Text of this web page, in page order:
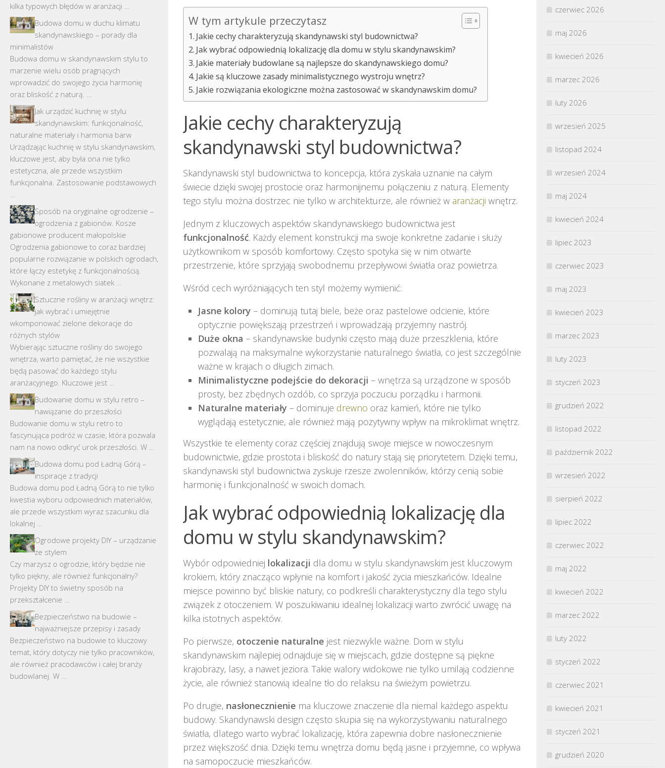
W tym artykule przeczytasz
Jakie cechy charakteryzują skandynawski styl budownictwa?
Jak wybrać odpowiednią lokalizację dla domu w stylu skandynawskim?
Jakie materiały budowlane są najlepsze do skandynawskiego domu?
Jakie są kluczowe zasady minimalistycznego wystroju wnętrz?
Jakie rozwiązania ekologiczne można zastosować w skandynawskim domu?
Jakie cechy charakteryzują
skandynawski styl budownictwa?
Skandynawski styl budownictwa to koncepcja, która zyskała uznanie na całym
świecie dzięki swojej prostocie oraz harmonijnemu połączeniu z naturą. Elementy
tego stylu można dostrzec nie tylko w architekturze, ale również w aranżacji wnętrz.
Jednym z kluczowych aspektów skandynawskiego budownictwa jest
funkcjonalność. Każdy element konstrukcji ma swoje konkretne zadanie i służy
użytkownikom w sposób komfortowy. Często spotyka się w nim otwarte
przestrzenie, które sprzyjają swobodnemu przepływowi światła oraz powietrza.
Wśród cech wyróżniających ten styl możemy wymienić:
Jasne kolory – dominują tutaj biele, beże oraz pastelowe odcienie, które
optycznie powiększają przestrzeń i wprowadzają przyjemny nastrój.
Duże okna – skandynawskie budynki często mają duże przeszklenia, które
pozwalają na maksymalne wykorzystanie naturalnego światła, co jest szczególnie
ważne w krajach o długich zimach.
Minimalistyczne podejście do dekoracji – wnętrza są urządzone w sposób
prosty, bez zbędnych ozdób, co sprzyja poczuciu porządku i harmonii.
Naturalne materiały – dominuje drewno oraz kamień, które nie tylko
wyglądają estetycznie, ale również mają pozytywny wpływ na mikroklimat wnętrz.
Wszystkie te elementy coraz częściej znajdują swoje miejsce w nowoczesnym
budownictwie, gdzie prostota i bliskość do natury stają się priorytetem. Dzięki temu,
skandynawski styl budownictwa zyskuje rzesze zwolenników, którzy cenią sobie
harmonię i funkcjonalność w swoich domach.
Jak wybrać odpowiednią lokalizację dla
domu w stylu skandynawskim?
Wybór odpowiedniej lokalizacji dla domu w stylu skandynawskim jest kluczowym
krokiem, który znacząco wpłynie na komfort i jakość życia mieszkańców. Idealne
miejsce powinno być bliskie natury, co podkreśli charakterystyczny dla tego stylu
związek z otoczeniem. W poszukiwaniu idealnej lokalizacji warto zwrócić uwagę na
kilka istotnych aspektów.
Po pierwsze, otoczenie naturalne jest niezwykle ważne. Dom w stylu
skandynawskim najlepiej odnajduje się w miejscach, gdzie dostępne są piękne
krajobrazy, lasy, a nawet jeziora. Takie walory widokowe nie tylko umilają codzienne
życie, ale również stanowią idealne tło do relaksu na świeżym powietrzu.
Po drugie, nasłonecznienie ma kluczowe znaczenie dla niemal każdego aspektu
budowy. Skandynawski design często skupia się na wykorzystywaniu naturalnego
światła, dlatego warto wybrać lokalizację, która zapewnia dobre nasłonecznienie
przez większość dnia. Dzięki temu wnętrza domu będą jasne i przyjemne, co wpływa
na samopoczucie mieszkańców.
kilka typowych błędów w aranżacji …
Budowa domu w duchu klimatu
skandynawskiego – porady dla
minimalistów
Budowa domu w skandynawskim stylu to
marzenie wielu osób pragnących
wprowadzić do swojego życia harmonię
oraz bliskość z naturą. …
Jak urządzić kuchnię w stylu
skandynawskim: funkcjonalność,
naturalne materiały i harmonia barw
Urządzając kuchnię w stylu skandynawskim,
kluczowe jest, aby była ona nie tylko
estetyczna, ale przede wszystkim
funkcjonalna. Zastosowanie podstawowych
Sposób na oryginalne ogrodzenie –
ogrodzenia z gabionów. Kosze
gabionowe producent małopolskie
Ogrodzenia gabionowe to coraz bardziej
popularne rozwiązanie w polskich ogrodach,
które łączy estetykę z funkcjonalnością.
Wykonane z metalowych siatek …
Sztuczne rośliny w aranżacji wnętrz:
jak wybrać i umiejętnie
wkomponować zielone dekoracje do
różnych stylów
Wybierając sztuczne rośliny do swojego
wnętrza, warto pamiętać, że nie wszystkie
będą pasować do każdego stylu
aranżacyjnego. Kluczowe jest …
Budowanie domu w stylu retro –
nawiązanie do przeszłości
Budowanie domu w stylu retro to
fascynująca podróż w czasie, która pozwala
nam na nowo odkryć urok przeszłości. W …
Budowa domu pod Ładną Górą –
inspiracje z tradycji
Budowa domu pod Ładną Górą to nie tylko
kwestia wyboru odpowiednich materiałów,
ale przede wszystkim wyraz szacunku dla
lokalnej …
Ogrodowe projekty DIY – urządzanie
ze stylem
Czy marzysz o ogrodzie, który będzie nie
tylko piękny, ale również funkcjonalny?
Projekty DIY to świetny sposób na
przekształcenie …
Bezpieczeństwo na budowie –
najważniejsze przepisy i zasady
Bezpieczeństwo na budowie to kluczowy
temat, który dotyczy nie tylko pracowników,
ale również pracodawców i całej branży
budowlanej. W …
czerwiec 2026
maj 2026
kwiecień 2026
marzec 2026
luty 2026
wrzesień 2025
listopad 2024
wrzesień 2024
maj 2024
kwiecień 2024
lipiec 2023
czerwiec 2023
maj 2023
kwiecień 2023
marzec 2023
luty 2023
styczeń 2023
grudzień 2022
listopad 2022
październik 2022
wrzesień 2022
sierpień 2022
lipiec 2022
czerwiec 2022
maj 2022
kwiecień 2022
marzec 2022
luty 2022
styczeń 2022
czerwiec 2021
kwiecień 2021
styczeń 2021
grudzień 2020